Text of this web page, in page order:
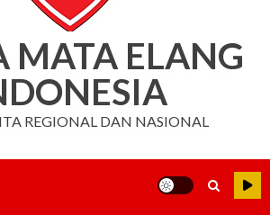
MATA ELANG
REGIONAL DAN NASIONAL